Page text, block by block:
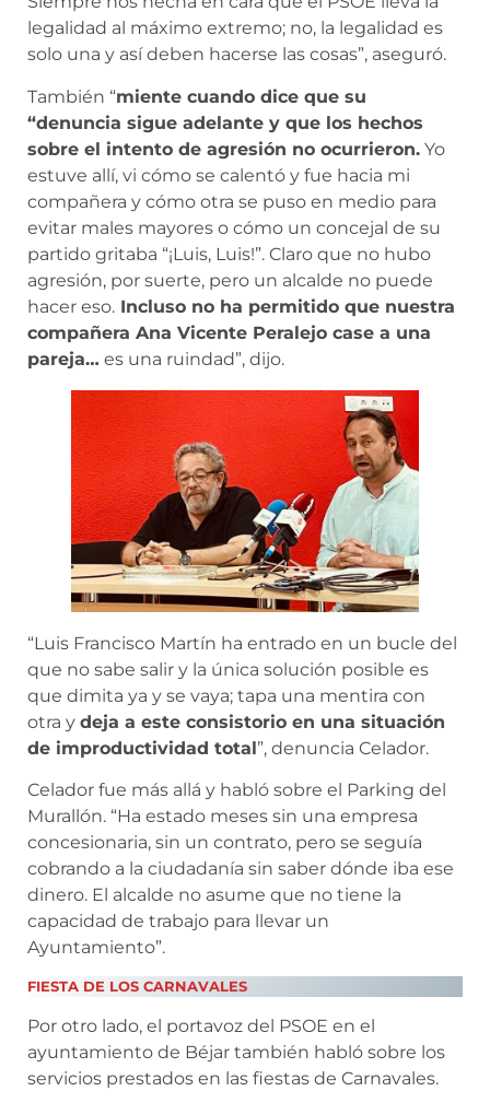
legalidad al máximo extremo; no, la legalidad es
solo una y así deben hacerse las cosas”, aseguró.
También “miente cuando dice que su
“denuncia sigue adelante y que los hechos
sobre el intento de agresión no ocurrieron. Yo
estuve allí, vi cómo se calentó y fue hacia mi
compañera y cómo otra se puso en medio para
evitar males mayores o cómo un concejal de su
partido gritaba “¡Luis, Luis!”. Claro que no hubo
agresión, por suerte, pero un alcalde no puede
hacer eso. Incluso no ha permitido que nuestra
compañera Ana Vicente Peralejo case a una
pareja… es una ruindad”, dijo.
“Luis Francisco Martín ha entrado en un bucle del
que no sabe salir y la única solución posible es
que dimita ya y se vaya; tapa una mentira con
otra y deja a este consistorio en una situación
de improductividad total”, denuncia Celador.
Celador fue más allá y habló sobre el Parking del
Murallón. “Ha estado meses sin una empresa
concesionaria, sin un contrato, pero se seguía
cobrando a la ciudadanía sin saber dónde iba ese
dinero. El alcalde no asume que no tiene la
capacidad de trabajo para llevar un
Ayuntamiento”.
FIESTA DE LOS CARNAVALES
Por otro lado, el portavoz del PSOE en el
ayuntamiento de Béjar también habló sobre los
servicios prestados en las fiestas de Carnavales.